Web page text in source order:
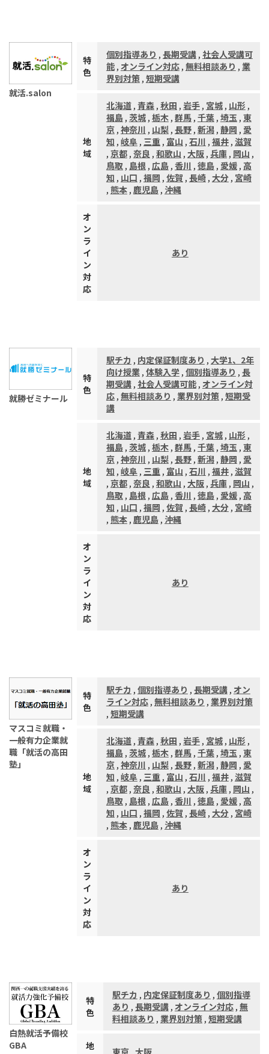
就活.salon
特
色
個別指導あり , 長期受講, 社会人受講可
能, オンライン対応, 無料相談あり , 業
界別対策, 短期受講
地
域
北海道, 青森, 秋田 , 岩手, 宮城, 山形 ,
福島, 茨城, 栃木, 群馬, 千葉, 埼玉, 東
京, 神奈川 , 山梨, 長野, 新潟, 静岡 , 愛
知 , 岐阜, 三重, 富山 , 石川 , 福井, 滋賀
, 京都, 奈良 , 和歌山 , 大阪, 兵庫, 岡山 ,
鳥取, 島根, 広島, 香川 , 徳島, 愛媛, 高
知 , 山口 , 福岡 , 佐賀 , 長崎, 大分, 宮崎
, 熊本, 鹿児島, 沖縄
オ
ン
ラ
イ
ン
対
応
あり
就勝ゼミナール
特
色
駅チカ , 内定保証制度あり , 大学1、2年
向け授業, 体験入学, 個別指導あり , 長
期受講, 社会人受講可能, オンライン対
応, 無料相談あり , 業界別対策, 短期受
講
地
域
北海道, 青森, 秋田 , 岩手, 宮城, 山形 ,
福島, 茨城, 栃木, 群馬, 千葉, 埼玉 , 東
京 , 神奈川 , 山梨, 長野, 新潟, 静岡 , 愛
知 , 岐阜, 三重, 富山 , 石川 , 福井, 滋賀
, 京都, 奈良 , 和歌山 , 大阪, 兵庫, 岡山 ,
鳥取 , 島根, 広島, 香川 , 徳島, 愛媛, 高
知 , 山口 , 福岡 , 佐賀 , 長崎, 大分, 宮崎
, 熊本, 鹿児島, 沖縄
オ
ン
ラ
イ
ン
対
応
あり
マスコミ就職・
一般有力企業就
職「就活の高田
塾」
特
色
駅チカ , 個別指導あり , 長期受講, オン
ライン対応, 無料相談あり , 業界別対策
, 短期受講
地
域
北海道, 青森, 秋田 , 岩手, 宮城, 山形 ,
福島, 茨城, 栃木, 群馬, 千葉, 埼玉 , 東
京 , 神奈川 , 山梨, 長野, 新潟, 静岡 , 愛
知 , 岐阜, 三重, 富山 , 石川 , 福井, 滋賀
, 京都, 奈良 , 和歌山 , 大阪, 兵庫, 岡山 ,
鳥取 , 島根, 広島, 香川 , 徳島, 愛媛, 高
知 , 山口 , 福岡 , 佐賀 , 長崎, 大分, 宮崎
, 熊本, 鹿児島, 沖縄
オ
ン
ラ
イ
ン
対
応
あり
白熱就活予備校
GBA
特
色
駅チカ , 内定保証制度あり , 個別指導
あり , 長期受講, オンライン対応, 無
料相談あり , 業界別対策, 短期受講
地